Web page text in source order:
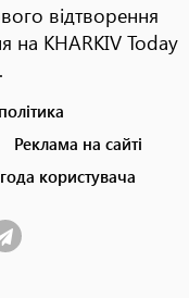
відтворення
на KHARKIV Today
Реклама на сайті
користувача